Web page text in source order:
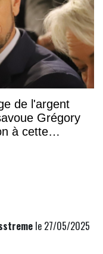
de l'argent
Grégory
à cette
le 27/05/2025